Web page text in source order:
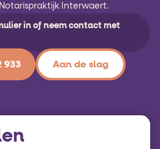
Interwaert.
in of neem contact met
933 Aan de slag